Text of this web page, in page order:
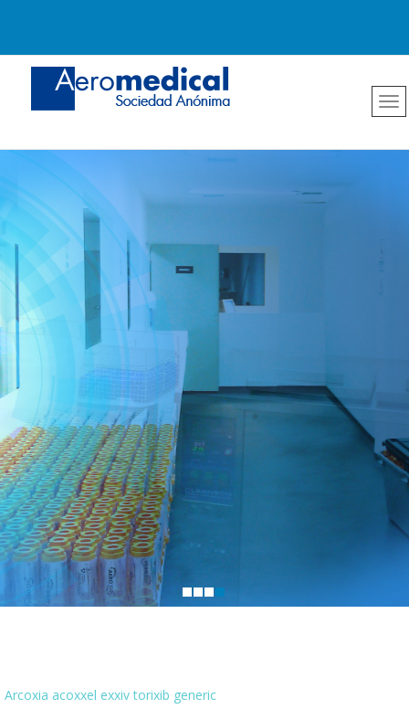
Arcoxia acoxxel exxiv torixib generic